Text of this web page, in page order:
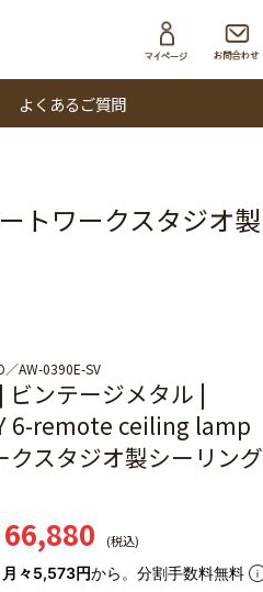
よくあるご質問
トワークスタジオ製
AW-0390E-SV
ビンテージメタル |
6-remote ceiling lamp
クスタジオ製シーリング
66,880 税込
月々5,573円から。分割手数料無料